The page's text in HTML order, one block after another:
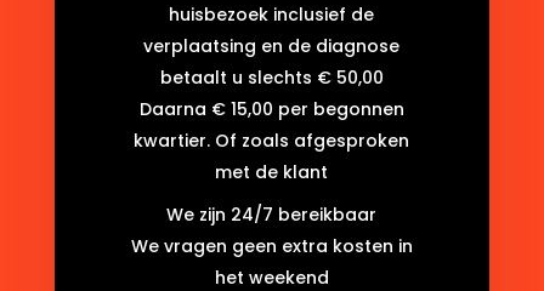
huisbezoek inclusief de
verplaatsing en de diagnose
betaalt u slechts € 50,00
Daarna € 15,00 per begonnen
kwartier. Of zoals afgesproken
met de klant
We zijn 24/7 bereikbaar
We vragen geen extra kosten in
het weekend